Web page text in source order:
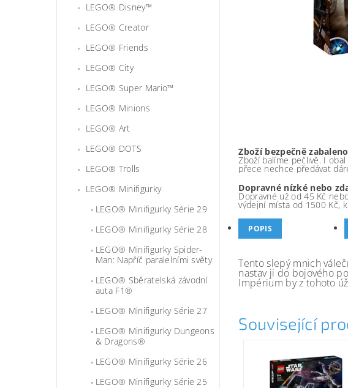
LEGO® Disney™
LEGO® Creator
LEGO® Friends
LEGO® City
LEGO® Super Mario™
LEGO® Minions
LEGO® Art
LEGO® DOTS
LEGO® Trolls
LEGO® Minifigurky
LEGO® Minifigurky Série 29
LEGO® Minifigurky Série 28
LEGO® Minifigurky Spider-
Man: Napříč paralelními světy
LEGO® Sběratelská závodní
auta F1®
LEGO® Minifigurky Série 27
LEGO® Minifigurky Dungeons
& Dragons®
LEGO® Minifigurky Série 26
LEGO® Minifigurky Série 25
Zboží bezpečně zabaleno
Zboží balíme pečlivě. I
přece nechce předávat
Dopravné nízké nebo
Dopravné už od 45 Kč
výdejní místa od 1500 Kč,
POPIS
Tento slepý mnich
nastav ji do bojového
Impérium by z tohoto
Související